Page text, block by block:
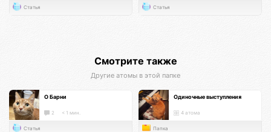
Статья Статья
Смотрите также
Другие атомы в этой папке
О Барни
2 < 1 мин.
Статья
Одиночные выступления
4 атома
Папка